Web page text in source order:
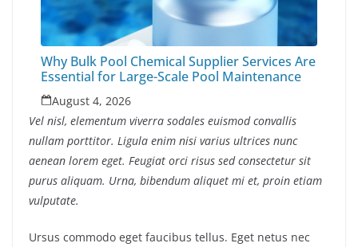
Why Bulk Pool Chemical Supplier Services Are
Essential for Large-Scale Pool Maintenance
August 4, 2026
Vel nisl, elementum viverra sodales euismod convallis
nullam porttitor. Ligula enim nisi varius ultrices nunc
aenean lorem eget. Feugiat orci risus sed consectetur sit
purus aliquam. Urna, bibendum aliquet mi et, proin etiam
vulputate.
Ursus commodo eget faucibus tellus. Eget netus nec